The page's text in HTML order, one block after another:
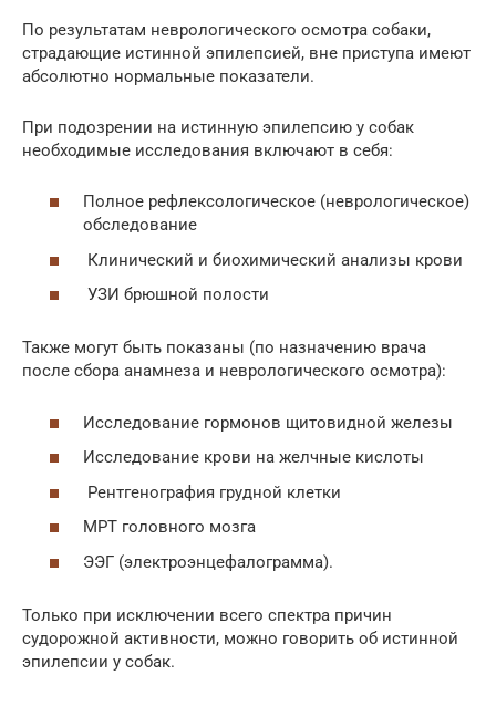
По результатам неврологического осмотра собаки,
страдающие истинной эпилепсией, вне приступа имеют
абсолютно нормальные показатели.
При подозрении на истинную эпилепсию у собак
необходимые исследования включают в себя:
Полное рефлексологическое (неврологическое)
обследование
Клинический и биохимический анализы крови
УЗИ брюшной полости
Также могут быть показаны (по назначению врача
после сбора анамнеза и неврологического осмотра):
Исследование гормонов щитовидной железы
Исследование крови на желчные кислоты
Рентгенография грудной клетки
МРТ головного мозга
ЭЭГ (электроэнцефалограмма).
Только при исключении всего спектра причин
судорожной активности, можно говорить об истинной
эпилепсии у собак.